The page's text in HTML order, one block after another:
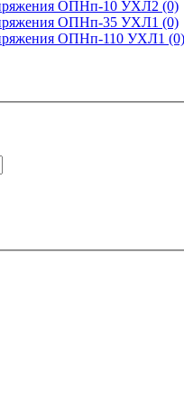
ОПНп-10 УХЛ2 (0)
ОПНп-35 УХЛ1 (0)
ОПНп-110 УХЛ1 (0)